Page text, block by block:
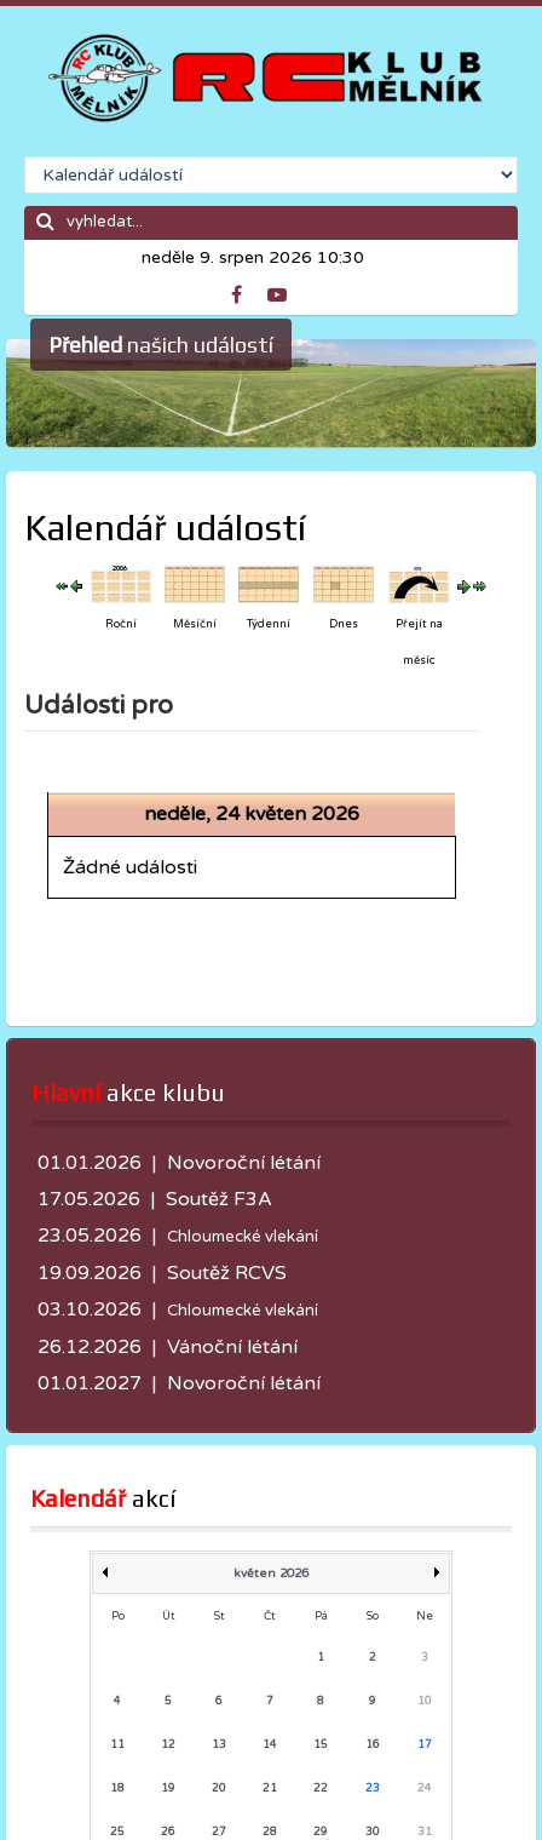
neděle 9. srpen 2026 10:30
Přehled našich událostí
Kalendář událostí
Roční Měsíční Týdenní Dnes Přejít na
měsíc
Události pro
neděle, 24 květen 2026
Žádné události
Hlavní akce klubu
01.01.2026 | Novoroční létání
17.05.2026 | Soutěž F3A
23.05.2026 | Chloumecké vlekání
19.09.2026 | Soutěž RCVS
03.10.2026 | Chloumecké vlekání
26.12.2026 | Vánoční létání
01.01.2027 | Novoroční létání
Kalendář akcí
květen 2026
Po Út St Čt Pá So Ne
1 2 3
4 5 6 7 8 9 10
11 12 13 14 15 16 17
18 19 20 21 22 23 24
25 26 27 28 29 30 31